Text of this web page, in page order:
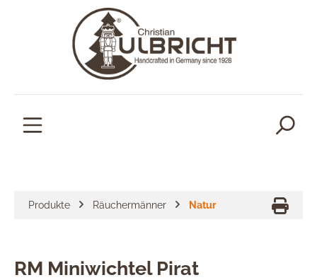
Produkte Räuchermänner Natur
RM Miniwichtel Pirat